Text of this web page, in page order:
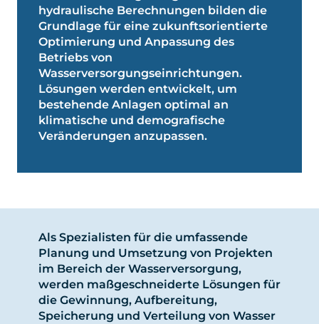
hydraulische Berechnungen bilden die
Grundlage für eine zukunftsorientierte
Optimierung und Anpassung des
Betriebs von
Wasserversorgungseinrichtungen.
Lösungen werden entwickelt, um
bestehende Anlagen optimal an
klimatische und demografische
Veränderungen anzupassen.
Als Spezialisten für die umfassende
Planung und Umsetzung von Projekten
im Bereich der Wasserversorgung,
werden maßgeschneiderte Lösungen für
die Gewinnung, Aufbereitung,
Speicherung und Verteilung von Wasser